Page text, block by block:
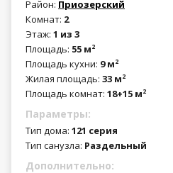
Район: Приозерский
Комнат: 2
Этаж: 1 из 3
Площадь: 55 м2
Площадь кухни: 9 м2
Жилая площадь: 33 м2
Площадь комнат: 18+15 м2
Параметры:
Тип дома: 121 серия
Тип санузла: Раздельный
Дополнительно: